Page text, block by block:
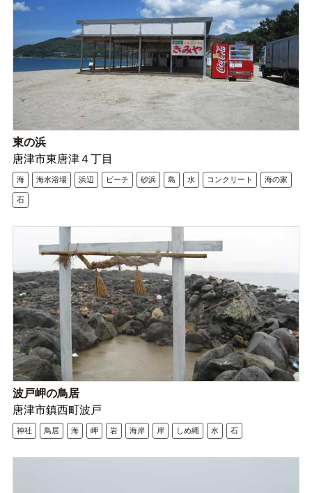
東の浜
唐津市東唐津４丁目
海 海水浴場 浜辺 ビーチ 砂浜 島 水 コンクリート 海の家
石
波戸岬の鳥居
唐津市鎮西町波戸
神社 鳥居 海 岬 岩 海岸 岸 しめ縄 水 石